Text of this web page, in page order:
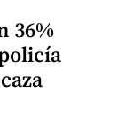
36%